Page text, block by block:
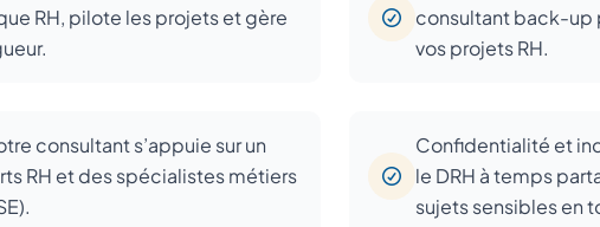
RH, pilote les projets et gère
consultant back-up
vos projets RH.
consultant s’appuie sur un
RH et des spécialistes métiers
Confidentialité et
le DRH à temps
sujets sensibles en